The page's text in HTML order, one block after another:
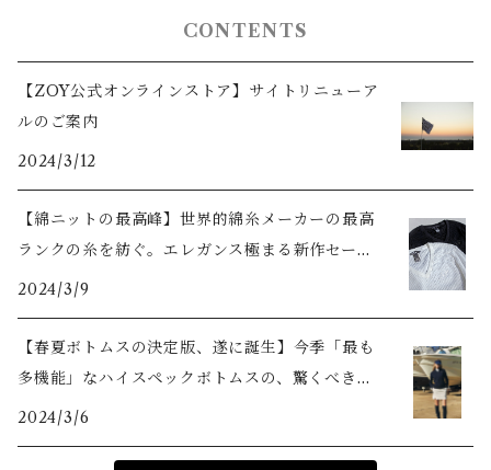
CONTENTS
【ZOY公式オンラインストア】サイトリニューア
ルのご案内
2024/3/12
【綿ニットの最高峰】世界的綿糸メーカーの最高
ランクの糸を紡ぐ。エレガンス極まる新作セータ
ーをご紹介
2024/3/9
【春夏ボトムスの決定版、遂に誕生】今季「最も
多機能」なハイスペックボトムスの、驚くべき機
能美とは？
2024/3/6